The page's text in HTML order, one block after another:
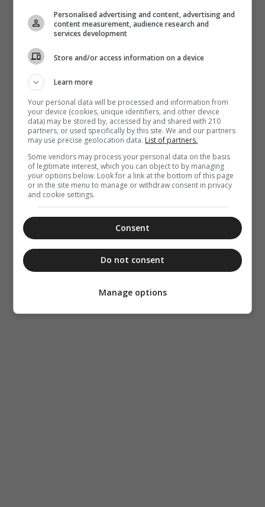
Personalised advertising and content, advertising and
content measurement, audience research and
services development
Store and/or access information on a device
Learn more
Your personal data will be processed and information from
your device (cookies, unique identifiers, and other device
data) may be stored by, accessed by and shared with 210
partners, or used specifically by this site. We and our partners
may use precise geolocation data. List of partners.
Some vendors may process your personal data on the basis
of legitimate interest, which you can object to by managing
your options below. Look for a link at the bottom of this page
or in the site menu to manage or withdraw consent in privacy
and cookie settings.
Consent
Do not consent
Manage options